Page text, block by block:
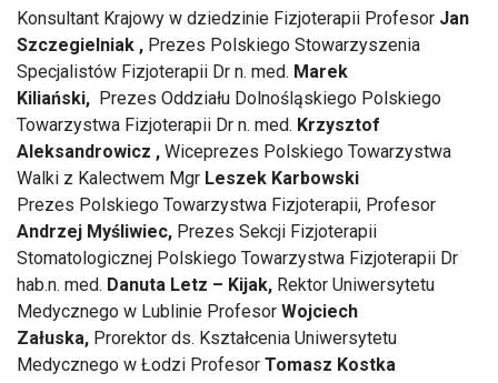
Konsultant Krajowy w dziedzinie Fizjoterapii Profesor Jan
Szczegielniak , Prezes Polskiego Stowarzyszenia
Specjalistów Fizjoterapii Dr n. med. Marek
Kiliański, Prezes Oddziału Dolnośląskiego Polskiego
Towarzystwa Fizjoterapii Dr n. med. Krzysztof
Aleksandrowicz , Wiceprezes Polskiego Towarzystwa
Walki z Kalectwem Mgr Leszek Karbowski
Prezes Polskiego Towarzystwa Fizjoterapii, Profesor
Andrzej Myśliwiec, Prezes Sekcji Fizjoterapii
Stomatologicznej Polskiego Towarzystwa Fizjoterapii Dr
hab.n. med. Danuta Letz – Kijak, Rektor Uniwersytetu
Medycznego w Lublinie Profesor Wojciech
Załuska, Prorektor ds. Kształcenia Uniwersytetu
Medycznego w Łodzi Profesor Tomasz Kostka